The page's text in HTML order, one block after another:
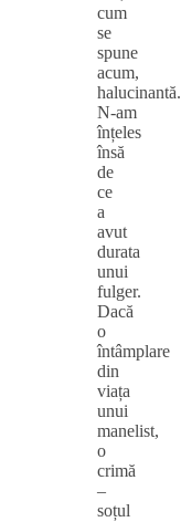
cum
se
spune
acum,
halucinantă.
N‑am
înțeles
însă
de
ce
a
avut
durata
unui
fulger.
Dacă
o
întâmplare
din
viața
unui
manelist,
o
crimă
–
soțul